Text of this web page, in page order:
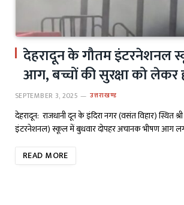
देहरादून के गौतम इंटरनेशनल
आग, बच्चों की सुरक्षा को
SEPTEMBER 3, 2025 उत्तराखण्ड
देहरादून: राजधानी दून के इंदिरा नगर (वसंत विहार) स्थित
इंटरनेशनल) स्कूल में बुधवार दोपहर अचानक भीषण आग
READ MORE